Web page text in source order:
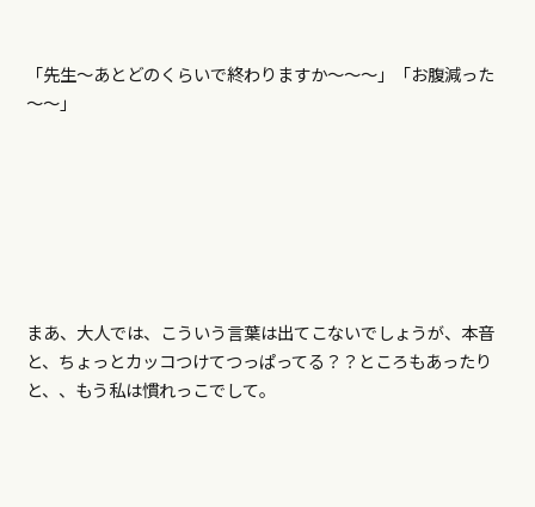
「先生～あとどのくらいで終わりますか～～～」「お腹減った
～～」
まあ、大人では、こういう言葉は出てこないでしょうが、本音
と、ちょっとカッコつけてつっぱってる？？ところもあったり
と、、もう私は慣れっこでして。